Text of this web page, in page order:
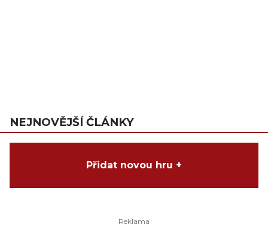
NEJNOVĚJŠÍ ČLÁNKY
Přidat novou hru +